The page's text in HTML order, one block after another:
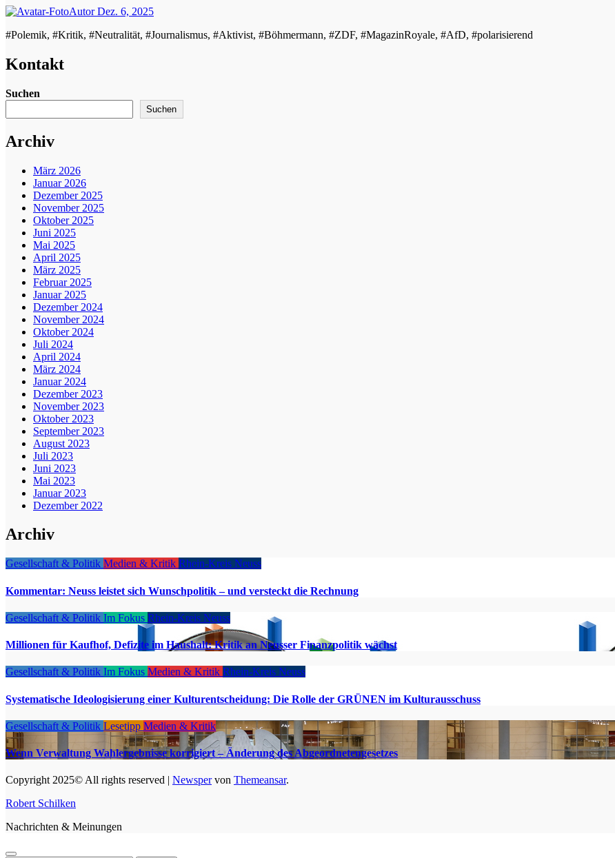
AutorDez. 6, 2025
#Polemik, #Kritik, #Neutralität, #Journalismus, #Aktivist, #Böhmermann, #ZDF, #MagazinRoyale, #AfD, #polarisierend
Kontakt
Suchen
Suchen
Archiv
März 2026
Januar 2026
Dezember 2025
November 2025
Oktober 2025
Juni 2025
Mai 2025
April 2025
März 2025
Februar 2025
Januar 2025
Dezember 2024
November 2024
Oktober 2024
Juli 2024
April 2024
März 2024
Januar 2024
Dezember 2023
November 2023
Oktober 2023
September 2023
August 2023
Juli 2023
Juni 2023
Mai 2023
Januar 2023
Dezember 2022
Archiv
Gesellschaft & Politik Medien & Kritik Rhein-Kreis Neuss
Kommentar: Neuss leistet sich Wunschpolitik – und versteckt die Rechnung
Gesellschaft & Politik Im Fokus Rhein-Kreis Neuss
Millionen für Kaufhof, Defizite im Haushalt: Kritik an Neusser Finanzpolitik wächst
Gesellschaft & Politik Im Fokus Medien & Kritik Rhein-Kreis Neuss
Systematische Ideologisierung einer Kulturentscheidung: Die Rolle der GRÜNEN im Kulturausschuss
Gesellschaft & Politik Lesetipp Medien & Kritik
Wenn Verwaltung Wahlergebnisse korrigiert – Änderung des Abgeordnetengesetzes
Copyright 2025© All rights reserved Newspervon Themeansar.
Robert Schilken
Nachrichten & Meinungen